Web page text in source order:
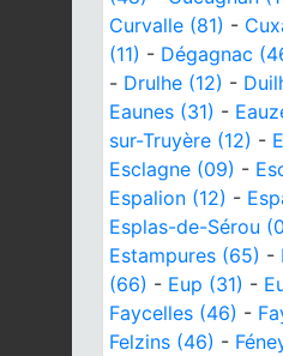
Curvalle (81) -
(11) - Dégagnac
- Drulhe (12) -
Eaunes (31) -
sur-Truyère (12) -
Esclagne (09) -
Espalion (12) -
Esplas-de-Sérou
Estampures (65) -
(66) - Eup (31) -
Faycelles (46) -
Felzins (46) -